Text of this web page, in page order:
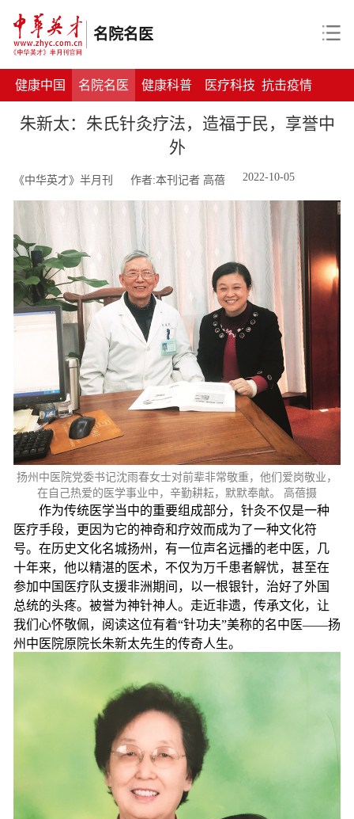
名院名医
健康中国 名院名医 健康科普 医疗科技 抗击疫情
朱新太：朱氏针灸疗法，造福于民，享誉中
外
《中华英才》半月刊 作者:本刊记者 高蓓 2022-10-05
扬州中医院党委书记沈雨春女士对前辈非常敬重，他们爱岗敬业，
在自己热爱的医学事业中，辛勤耕耘，默默奉献。 高蓓摄
作为传统医学当中的重要组成部分，针灸不仅是一种
医疗手段，更因为它的神奇和疗效而成为了一种文化符
号。在历史文化名城扬州，有一位声名远播的老中医，几
十年来，他以精湛的医术，不仅为万千患者解忧，甚至在
参加中国医疗队支援非洲期间，以一根银针，治好了外国
总统的头疼。被誉为神针神人。走近非遗，传承文化，让
我们心怀敬佩，阅读这位有着“针功夫”美称的名中医——扬
州中医院原院长朱新太先生的传奇人生。